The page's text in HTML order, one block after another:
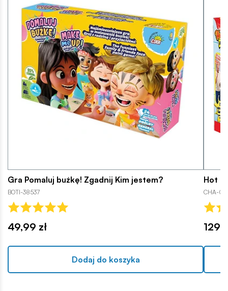
Gra Pomaluj buźkę! Zgadnij Kim jestem?
BOTI-38537
49,99 zł
Dodaj do koszyka
Hot
CHA-